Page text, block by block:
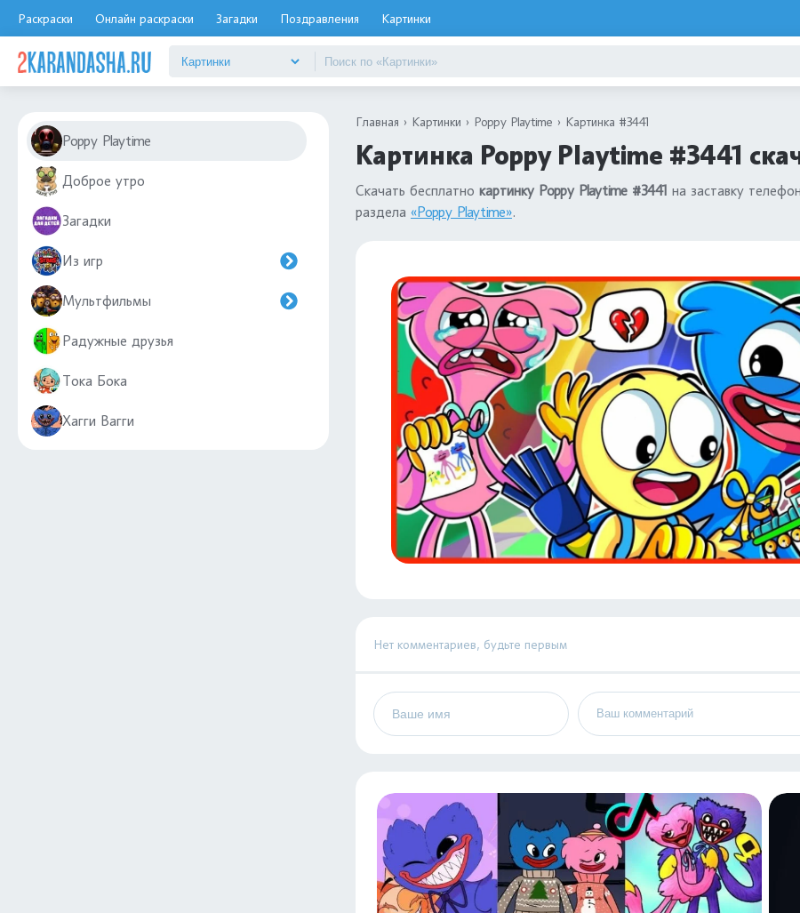
Раскраски Онлайн раскраски Загадки Поздравления Картинки
Poppy Playtime
Доброе утро
Загадки
Из игр
Мультфильмы
Радужные друзья
Тока Бока
Хагги Вагги
Главная Картинки Poppy Playtime Картинка #3441
Картинка Poppy Playtime #3441
Скачать бесплатно картинку Poppy Playtime #3441 на заставку
раздела «Poppy Playtime».
Нет комментариев, будьте первым